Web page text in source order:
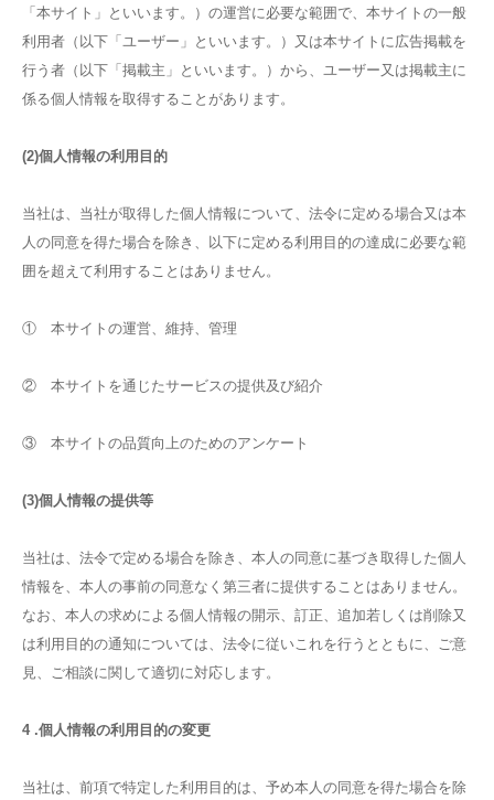
「本サイト」といいます。）の運営に必要な範囲で、本サイトの一般
利用者（以下「ユーザー」といいます。）又は本サイトに広告掲載を
行う者（以下「掲載主」といいます。）から、ユーザー又は掲載主に
係る個人情報を取得することがあります。
(2)個人情報の利用目的
当社は、当社が取得した個人情報について、法令に定める場合又は本
人の同意を得た場合を除き、以下に定める利用目的の達成に必要な範
囲を超えて利用することはありません。
① 本サイトの運営、維持、管理
② 本サイトを通じたサービスの提供及び紹介
③ 本サイトの品質向上のためのアンケート
(3)個人情報の提供等
当社は、法令で定める場合を除き、本人の同意に基づき取得した個人
情報を、本人の事前の同意なく第三者に提供することはありません。
なお、本人の求めによる個人情報の開示、訂正、追加若しくは削除又
は利用目的の通知については、法令に従いこれを行うとともに、ご意
見、ご相談に関して適切に対応します。
4 .個人情報の利用目的の変更
当社は、前項で特定した利用目的は、予め本人の同意を得た場合を除